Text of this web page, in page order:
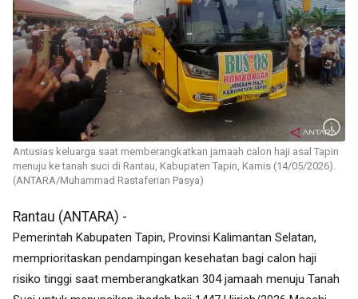
Antusias keluarga saat memberangkatkan jamaah calon haji asal Tapin
menuju ke tanah suci di Rantau, Kabupaten Tapin, Kamis (14/05/2026).
(ANTARA/Muhammad Rastaferian Pasya)
Rantau (ANTARA) -
Pemerintah Kabupaten Tapin, Provinsi Kalimantan Selatan,
memprioritaskan pendampingan kesehatan bagi calon haji
risiko tinggi saat memberangkatkan 304 jamaah menuju Tanah